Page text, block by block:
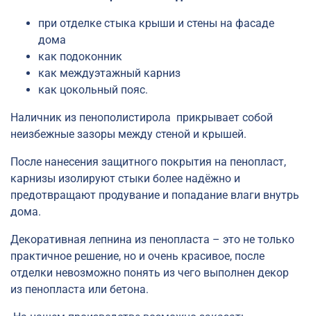
при отделке стыка крыши и стены на фасаде
дома
как подоконник
как междуэтажный карниз
как цокольный пояс.
Наличник из пенополистирола прикрывает собой
неизбежные зазоры между стеной и крышей.
После нанесения защитного покрытия на пенопласт,
карнизы изолируют стыки более надёжно и
предотвращают продувание и попадание влаги внутрь
дома.
Декоративная лепнина из пенопласта – это не только
практичное решение, но и очень красивое, после
отделки невозможно понять из чего выполнен декор
из пенопласта или бетона.